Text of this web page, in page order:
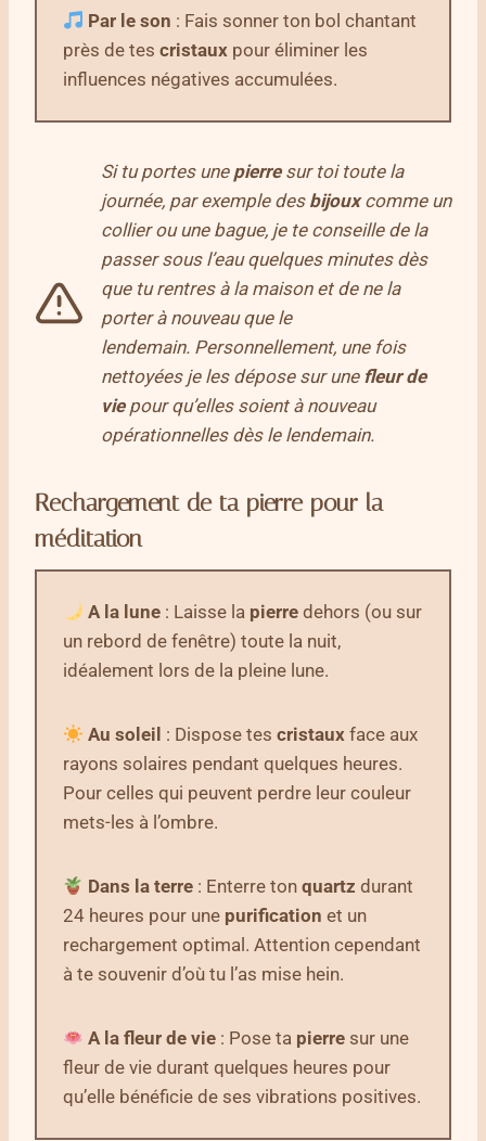
Par le son : Fais sonner ton bol chantant
près de tes cristaux pour éliminer les
influences négatives accumulées.
Si tu portes une pierresur toi toute la
journée, par exemple des bijouxcomme un
collier ou une bague, je te conseille de la
passer sous l’eau quelques minutes dès
que tu rentres à la maison et de ne la
porter à nouveau que le
lendemain. Personnellement, une fois
nettoyées je les dépose sur une fleur de
viepour qu’elles soient à nouveau
opérationnelles dès le lendemain.
Rechargement de ta pierre pour la
méditation
A la lune : Laisse la pierre dehors (ou sur
un rebord de fenêtre) toute la nuit,
idéalement lors de la pleine lune.
Au soleil : Dispose tescristaux face aux
rayons solaires pendant quelques heures.
Pour celles qui peuvent perdre leur couleur
mets-les à l’ombre.
Dans la terre : Enterre tonquartz durant
24 heures pour une purification et un
rechargement optimal. Attention cependant
à te souvenir d’où tu l’as mise hein.
A la fleur de vie : Pose ta pierre sur une
fleur de vie durant quelques heures pour
qu’elle bénéficie de ses vibrations positives.